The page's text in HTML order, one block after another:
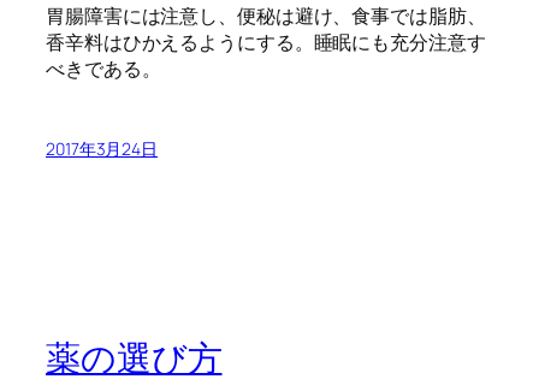
胃腸障害には注意し、便秘は避け、食事では脂肪、
香辛料はひかえるようにする。睡眠にも充分注意す
べきである。
2017年3月24日
薬の選び方